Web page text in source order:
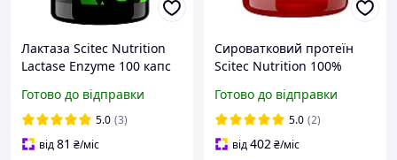
Лактаза Scitec Nutrition
Lactase Enzyme 100 капс
Готово до відправки
5.0 (3)
від81 ₴/міс
Сироватковий протеїн
Scitec Nutrition 100%
2,3 kg
Готово до відправки
5.0 (2)
від402₴/міс